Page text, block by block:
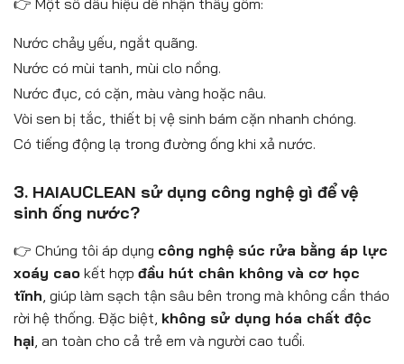
Nước chảy yếu, ngắt quãng.
Nước có mùi tanh, mùi clo nồng.
Nước đục, có cặn, màu vàng hoặc nâu.
Vòi sen bị tắc, thiết bị vệ sinh bám cặn nhanh chóng.
Có tiếng động lạ trong đường ống khi xả nước.
3. HAIAUCLEAN sử dụng công nghệ gì để vệ
sinh ống nước?
👉 Chúng tôi áp dụng công nghệ súc rửa bằng áp lực
xoáy cao kết hợp đầu hút chân không và cơ học
tĩnh, giúp làm sạch tận sâu bên trong mà không cần tháo
rời hệ thống. Đặc biệt, không sử dụng hóa chất độc
hại, an toàn cho cả trẻ em và người cao tuổi.